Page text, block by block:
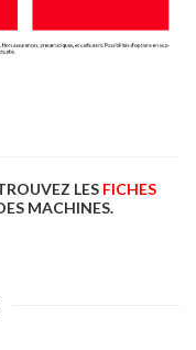
LES FICHES
MACHINES.